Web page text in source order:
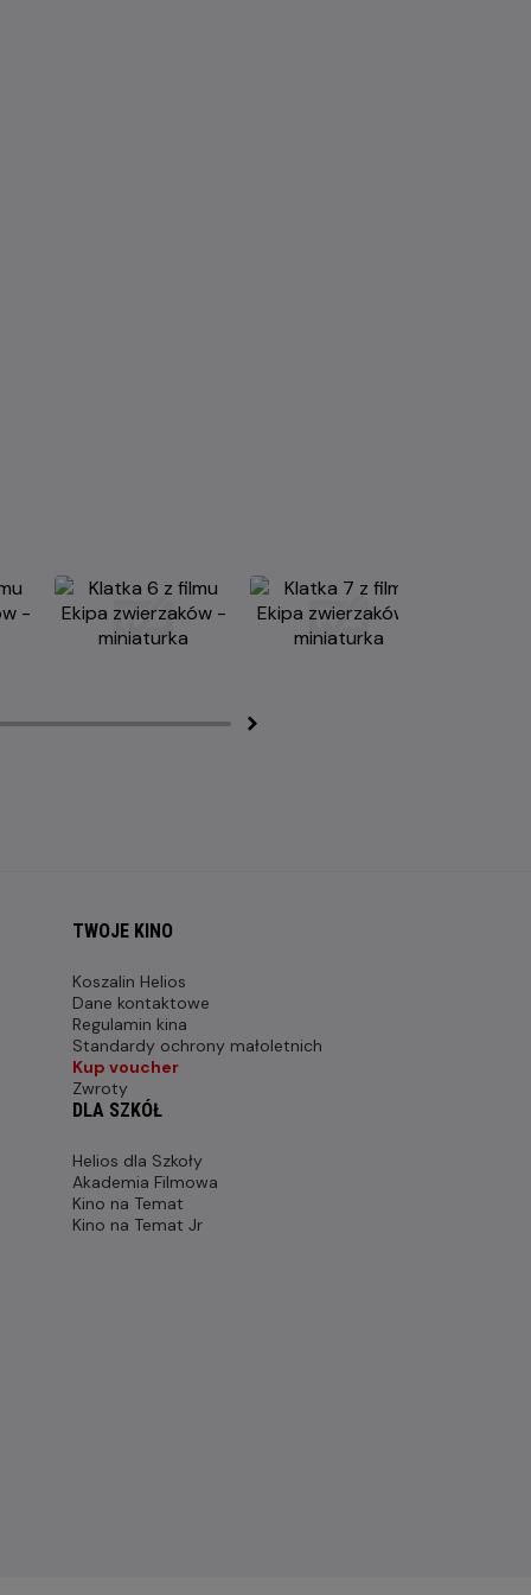
TWOJE KINO
Koszalin Helios
Dane kontaktowe
Regulamin kina
Standardy ochrony małoletnich
Kup voucher
Zwroty
DLA SZKÓŁ
Helios dla Szkoły
Akademia Filmowa
Kino na Temat
Kino na Temat Jr